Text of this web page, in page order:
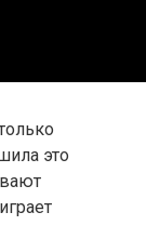
это